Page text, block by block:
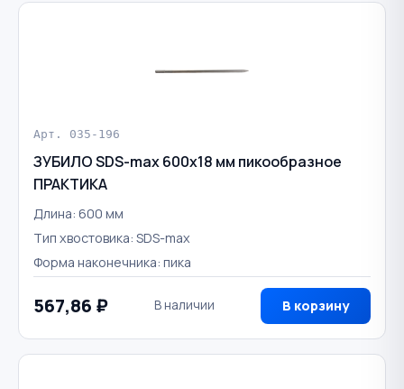
Арт. 035-196
ЗУБИЛО SDS-max 600х18 мм пикообразное
ПРАКТИКА
Длина: 600 мм
Тип хвостовика: SDS-max
Форма наконечника: пика
567,86 ₽ В наличии В корзину